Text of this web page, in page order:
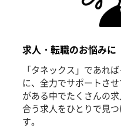
求人・転職のお悩みに
「タネックス」であれ
に、全力でサポートさ
がある中でたくさんの
合う求人をひとりで見
す。